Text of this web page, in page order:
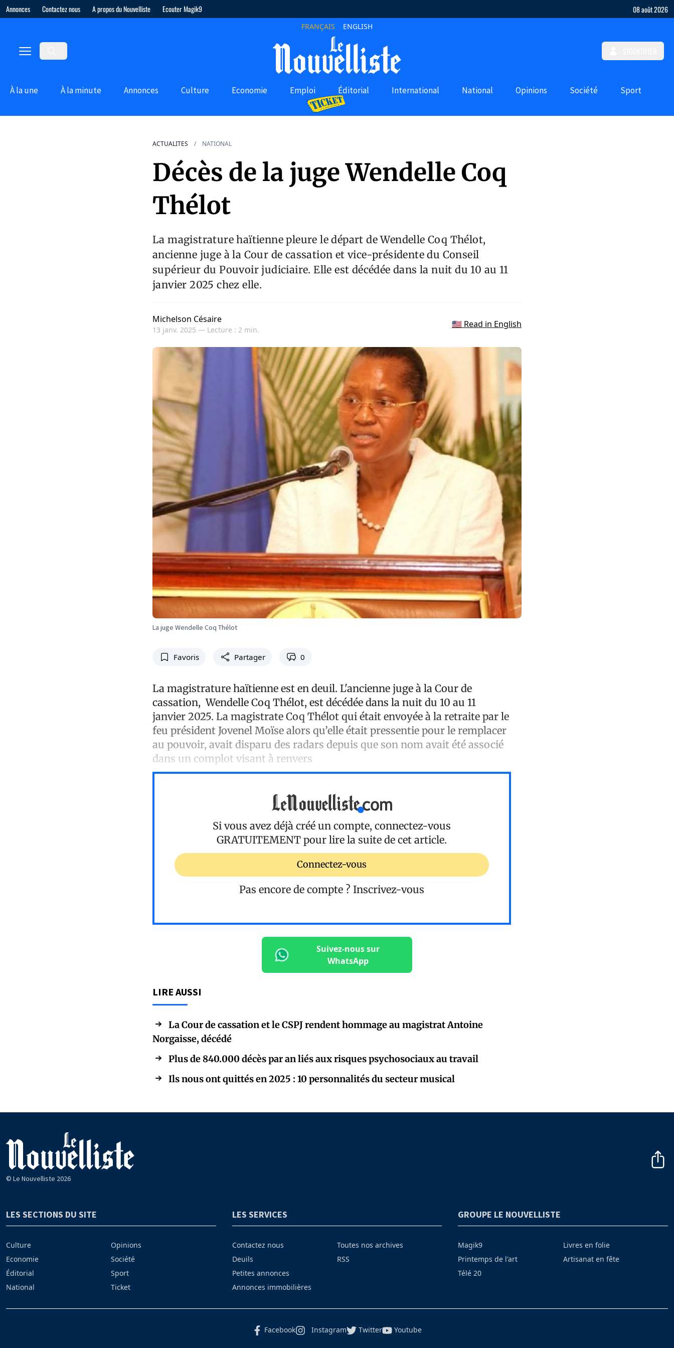
Annonces Contactez nous A propos du Nouvelliste Ecouter Magik9 08 août 2026
FRANÇAIS ENGLISH
À la une À la minute Annonces Culture Economie Emploi Éditorial International National Opinions Société Sport
ACTUALITES NATIONAL
Décès de la juge Wendelle Coq
Thélot
La magistrature haïtienne pleure le départ de Wendelle Coq Thélot,
ancienne juge à la Cour de cassation et vice-présidente du Conseil
supérieur du Pouvoir judiciaire. Elle est décédée dans la nuit du 10 au 11
janvier 2025 chez elle.
Michelson Césaire
13 janv. 2025 — Lecture : 2 min.
🇺🇸 Read in English
La juge Wendelle Coq Thélot
Favoris Partager 0
La magistrature haïtienne est en deuil. L'ancienne juge à la Cour de
cassation, Wendelle Coq Thélot, est décédée dans la nuit du 10 au 11
janvier 2025. La magistrate Coq Thélot qui était envoyée à la retraite par le
feu président Jovenel Moïse alors qu’elle était pressentie pour le remplacer
au pouvoir, avait disparu des radars depuis que son nom avait été associé
dans un complot visant à renvers
Si vous avez déjà créé un compte, connectez-vous
GRATUITEMENT pour lire la suite de cet article.
Connectez-vous
Pas encore de compte ? Inscrivez-vous
Suivez-nous sur
WhatsApp
LIRE AUSSI
La Cour de cassation et le CSPJ rendent hommage au magistrat Antoine
Norgaisse, décédé
Plus de 840.000 décès par an liés aux risques psychosociaux au travail
Ils nous ont quittés en 2025 : 10 personnalités du secteur musical
© Le Nouvelliste 2026
LES SECTIONS DU SITE
Culture
Economie
Éditorial
National
Opinions
Société
Sport
Ticket
LES SERVICES
Contactez nous
Deuils
Petites annonces
Annonces immobilières
Toutes nos archives
RSS
GROUPE LE NOUVELLISTE
Magik9
Printemps de l'art
Télé 20
Livres en folie
Artisanat en fête
Facebook Instagram Twitter Youtube